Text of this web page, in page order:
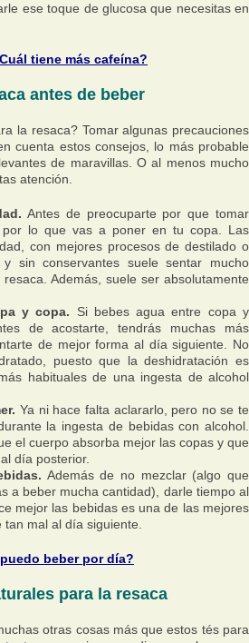
ese toque de glucosa que necesitas en
tiene más cafeína?
antes de beber
la resaca? Tomar algunas precauciones
cuenta estos consejos, lo más probable
de maravillas. O al menos mucho
atención.
Antes de preocuparte por que tomar
por lo que vas a poner en tu copa. Las
con mejores procesos de destilado o
y sin conservantes suele sentar mucho
Además, suele ser absolutamente
y copa. Si bebes agua entre copa y
de acostarte, tendrás muchas más
de mejor forma al día siguiente. No
puesto que la deshidratación es
habituales de una ingesta de alcohol
Ya ni hace falta aclararlo, pero no se te
la ingesta de bebidas con alcohol.
el cuerpo absorba mejor las copas y que
día posterior.
Además de no mezclar (algo que
a beber mucha cantidad), darle tiempo al
mejor las bebidas es una de las mejores
mal al día siguiente.
beber por día?
para la resaca
otras cosas más que estos tés para